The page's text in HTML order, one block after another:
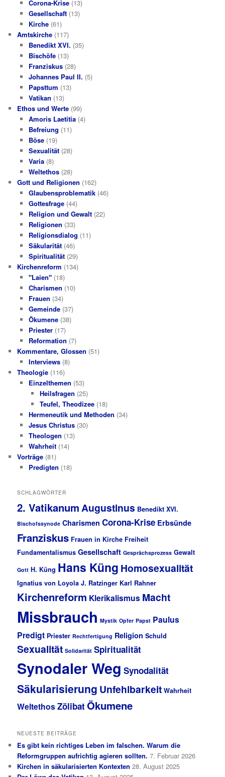
Corona-Krise(13)
Gesellschaft(13)
Kirche(61)
Amtskirche (117)
Benedikt XVI. (35)
Bischöfe(13)
Franziskus(28)
Johannes Paul II. (5)
Papsttum (13)
Vatikan (13)
Ethos und Werte (99)
Amoris Laetitia(4)
Befreiung (11)
Böse(19)
Sexualität(28)
Varia(8)
Weltethos(28)
Gott und Religionen (162)
Glaubensproblematik(46)
Gottesfrage(44)
Religion und Gewalt(22)
Religionen (33)
Religionsdialog (11)
Säkularität(46)
Spiritualität(29)
Kirchenreform (134)
"Laien"(18)
Charismen (10)
Frauen (34)
Gemeinde(37)
Ökumene(38)
Priester(17)
Reformation (7)
Kommentare, Glossen (51)
Interviews(8)
Theologie (116)
Einzelthemen (53)
Heilsfragen (25)
Teufel, Theodizee (18)
Hermeneutik und Methoden (34)
Jesus Christus(30)
Theologen (13)
Wahrheit(14)
Vorträge (81)
Predigten (18)
SCHLAGWÖRTER
2. VatikanumAugustinus Benedikt XVI.
Bischofssynode Charismen Corona-Krise Erbsünde
Franziskus Frauen in Kirche Freiheit
Fundamentalismus Gesellschaft Gesprächsprozess Gewalt
Gott H. Küng Hans Küng Homosexualität
Ignatius von Loyola J. Ratzinger Karl Rahner
Kirchenreform Klerikalismus Macht
Missbrauch Mystik Opfer Papst Paulus
Predigt Priester Rechtfertigung Religion Schuld
Sexualität Solidarität Spiritualität
Synodaler Weg Synodalität
Säkularisierung Unfehlbarkeit Wahrheit
WeltethosZölibatÖkumene
NEUESTE BEITRÄGE
Es gibt kein richtiges Leben im falschen. Warum die
Reformgruppen aufrichtig agieren sollten. 7. Februar 2026
Kirchen in säkularisierten Kontexten 28. August 2025